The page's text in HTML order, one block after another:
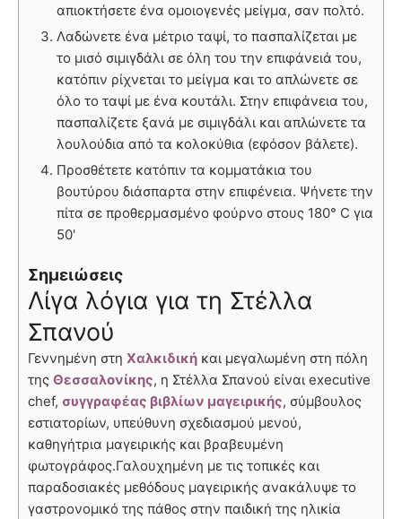
απιοκτήσετε ένα ομοιογενές μείγμα, σαν πολτό.
Λαδώνετε ένα μέτριο ταψί, το πασπαλίζεται με
το μισό σιμιγδάλι σε όλη του την επιφάνειά του,
κατόπιν ρίχνεται το μείγμα και το απλώνετε σε
όλο το ταψί με ένα κουτάλι. Στην επιφάνεια του,
πασπαλίζετε ξανά με σιμιγδάλι και απλώνετε τα
λουλούδια από τα κολοκύθια (εφόσον βάλετε).
Προσθέτετε κατόπιν τα κομματάκια του
βουτύρου διάσπαρτα στην επιφένεια. Ψήνετε την
πίτα σε προθερμασμένο φούρνο στους 180° C για
50'
Σημειώσεις
Λίγα λόγια για τη Στέλλα
Σπανού
Γεννημένη στη Χαλκιδική και μεγαλωμένη στη πόλη
της Θεσσαλονίκης, η Στέλλα Σπανού είναι executive
chef, συγγραφέας βιβλίων μαγειρικής, σύμβουλος
εστιατορίων, υπεύθυνη σχεδιασμού μενού,
καθηγήτρια μαγειρικής και βραβευμένη
φωτογράφος.Γαλουχημένη με τις τοπικές και
παραδοσιακές μεθόδους μαγειρικής ανακάλυψε το
γαστρονομικό της πάθος στην παιδική της ηλικία